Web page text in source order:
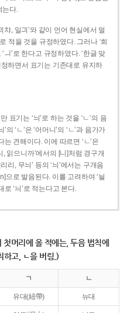
는다.
챠, 일긔’와 같이 언어 현실에서 멀
적을 것을 규정하였다. 그러나 ‘희
ㅢ’로 한다고 규정하였다. ‘한글 맞
하면서 표기는 기존대로 유지하
표기는 ‘늬’로 하는 것을 ‘ㄴ’의 음
‘ㄴ’은 ‘어머니’의 ‘ㄴ’과 음가가
는 견해이다. 이에 따르면 ‘ㄴ’은
, 읽으니까’에서의 [니]처럼 경구개
리, 무늬’ 등의 ‘늬’에서는 구개음
으로 발음된다. 이를 고려하여 ‘늴
로 ‘늬’로 적는다고 본다.
첫머리에 올 적에는, 두음 법칙에
하고, ㄴ을 버림.)
ㄱ ㄴ
유대(紐帶) 뉴대